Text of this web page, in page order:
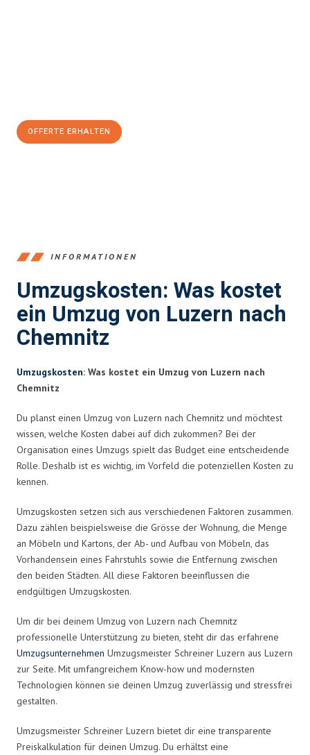
OFFERTE ERHALTEN
INFORMATIONEN
Umzugskosten: Was kostet
ein Umzug von Luzern nach
Chemnitz
Umzugskosten: Was kostet ein Umzug von Luzern nach
Chemnitz
Du planst einen Umzug von Luzern nach Chemnitz und möchtest
wissen, welche Kosten dabei auf dich zukommen? Bei der
Organisation eines Umzugs spielt das Budget eine entscheidende
Rolle. Deshalb ist es wichtig, im Vorfeld die potenziellen Kosten zu
kennen.
Umzugskosten setzen sich aus verschiedenen Faktoren zusammen.
Dazu zählen beispielsweise die Grösse der Wohnung, die Menge
an Möbeln und Kartons, der Ab- und Aufbau von Möbeln, das
Vorhandensein eines Fahrstuhls sowie die Entfernung zwischen
den beiden Städten. All diese Faktoren beeinflussen die
endgültigen Umzugskosten.
Um dir bei deinem Umzug von Luzern nach Chemnitz
professionelle Unterstützung zu bieten, steht dir das erfahrene
Umzugsunternehmen Umzugsmeister Schreiner Luzern aus Luzern
zur Seite. Mit umfangreichem Know-how und modernsten
Technologien können sie deinen Umzug zuverlässig und stressfrei
gestalten.
Umzugsmeister Schreiner Luzern bietet dir eine transparente
Preiskalkulation für deinen Umzug. Du erhältst eine